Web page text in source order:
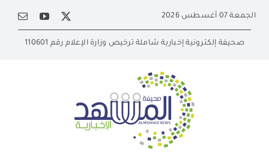
content
الجمعة 07 أغسطس 2026
صحيفة إلكترونية إخبارية شاملة ترخيص وزارة الإعلام رقم 110601